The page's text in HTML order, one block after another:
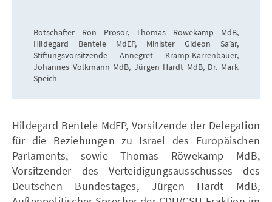
Botschafter Ron Prosor, Thomas Röwekamp MdB,
Hildegard Bentele MdEP, Minister Gideon Sa’ar,
Stiftungsvorsitzende Annegret Kramp-Karrenbauer,
Johannes Volkmann MdB, Jürgen Hardt MdB, Dr. Mark
Speich
Hildegard Bentele MdEP, Vorsitzende der Delegation
für die Beziehungen zu Israel des Europäischen
Parlaments, sowie Thomas Röwekamp MdB,
Vorsitzender des Verteidigungsausschusses des
Deutschen Bundestages, Jürgen Hardt MdB,